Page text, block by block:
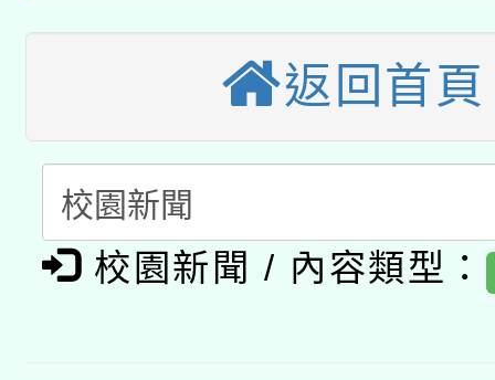
招)
本館辦理115年度閱讀
暨閱讀推動專業研習
科技賦能─人工智慧
礎課程
A3數位素養講師名單
「數位內容與教學軟體
pilot」
有關大陸委員會函釋公
轉知經濟部水利署委託
返回首頁
校園新聞 / 內容類型：